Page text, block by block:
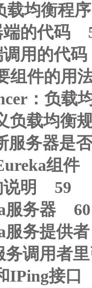
载均衡程
端的代码
调用的代
组件的用
：负载
负载均衡
服务器是
组
说明 59
服务器 60
服务提供
务调用者
IPing接